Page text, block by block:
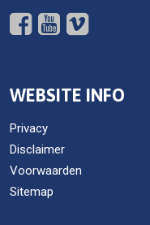
WEBSITE INFO
Privacy
Disclaimer
Voorwaarden
Sitemap